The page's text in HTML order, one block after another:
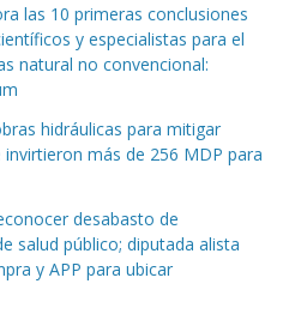
las 10 primeras conclusiones
y especialistas para el
natural no convencional:
hidráulicas para mitigar
más de 256 MDP para
desabasto de
salud público; diputada alista
y APP para ubicar